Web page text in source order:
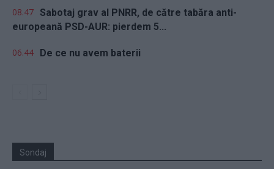
08.47 Sabotaj grav al PNRR, de către tabăra anti-
europeană PSD-AUR: pierdem 5...
06.44 De ce nu avem baterii
Sondaj